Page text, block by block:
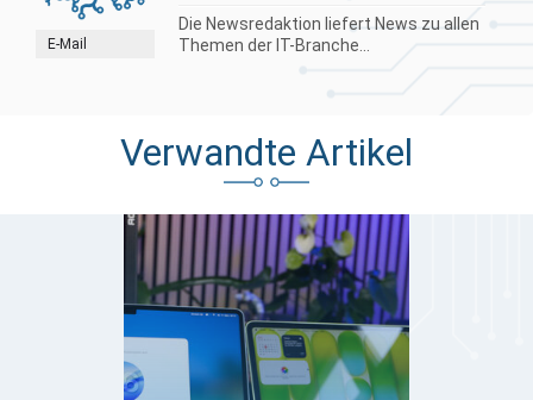
E-Mail
Die Newsredaktion liefert News zu allen
Themen der IT-Branche...
Verwandte Artikel